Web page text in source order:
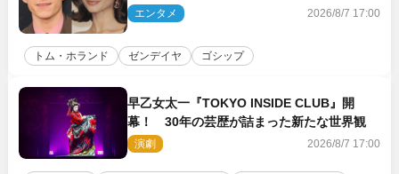
に着けたトムも初キャッチ
エンタメ 2026/8/7 17:00
トム・ホランド ゼンデイヤ ゴシップ
早乙女太一『TOKYO INSIDE CLUB』開
幕！ 30年の芸歴が詰まった新たな世界観
演劇 2026/8/7 17:00